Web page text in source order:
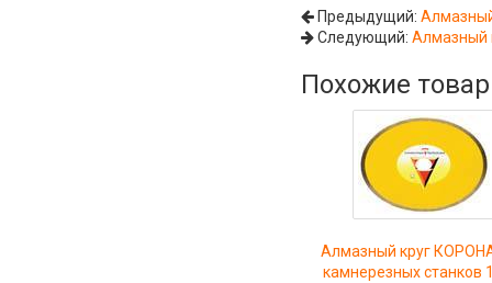
Предыдущий:
Следующий:Алмазный
Похожие
Алмазный круг
камнерезных станков